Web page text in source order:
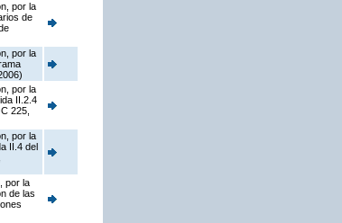
por la
de
por la
por la
II.2.4
225,
por la
II.4 del
por la
de las